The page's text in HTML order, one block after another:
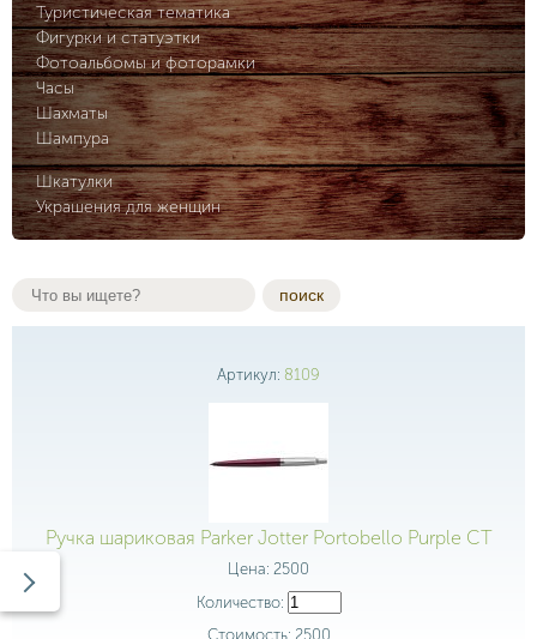
Туристическая тематика
Фигурки и статуэтки
Фотоальбомы и фоторамки
Часы
Шахматы
Шампура
Шкатулки
Украшения для женщин
поиск
Артикул: 8109
Ручка шариковая Parker Jotter Portobello Purple CT
Цена: 2500
Количество:
Стоимость: 2500